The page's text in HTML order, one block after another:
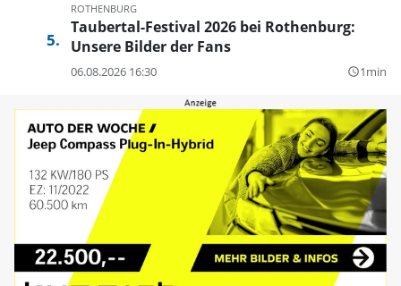
ROTHENBURG
Taubertal-Festival 2026 bei Rothenburg:
Unsere Bilder der Fans
06.08.2026 16:30 query_builder1min